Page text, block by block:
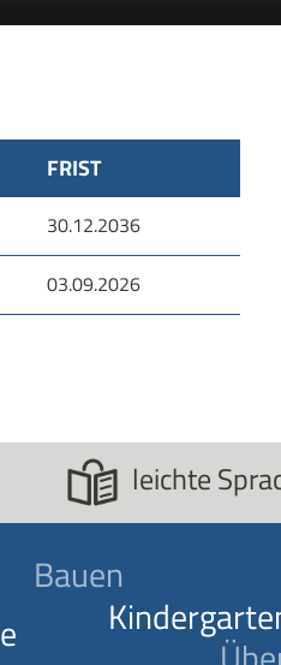
FRIST
30.12.2036
03.09.2026
leichte
Bauen